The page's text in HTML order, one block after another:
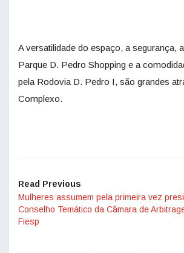
A versatilidade do espaço, a segurança,
Parque D. Pedro Shopping e a
pela Rodovia D. Pedro I, são grandes
Complexo.
Read Previous
Mulheres assumem pela primeira vez
Conselho Temático da Câmara de
Fiesp